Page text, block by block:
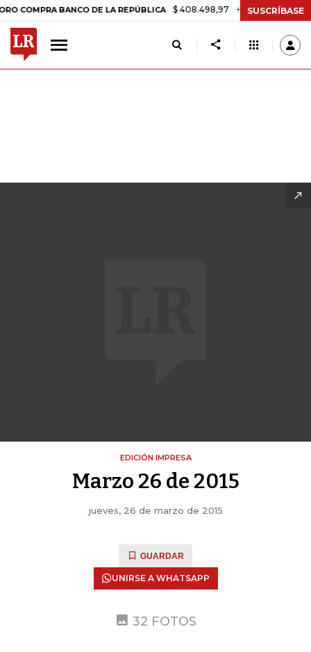
DE LA REPÚBLICA $ 408.498,97 +$ 8.753,81 +2,19% TASA DE
SUSCRÍBASE
EDICIÓN IMPRESA
Marzo 26 de 2015
jueves, 26 de marzo de 2015
GUARDAR
UNIRSE A WHATSAPP
32 FOTOS